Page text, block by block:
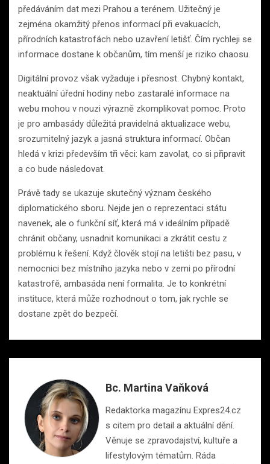
předáváním dat mezi Prahou a terénem. Užitečný je
zejména okamžitý přenos informací při evakuacích,
přírodních katastrofách nebo uzavření letišť. Čím rychleji se
informace dostane k občanům, tím menší je riziko chaosu.
Digitální provoz však vyžaduje i přesnost. Chybný kontakt,
neaktuální úřední hodiny nebo zastaralé informace na
webu mohou v nouzi výrazně zkomplikovat pomoc. Proto
je pro ambasády důležitá pravidelná aktualizace webu,
srozumitelný jazyk a jasná struktura informací. Občan
hledá v krizi především tři věci: kam zavolat, co si připravit
a co bude následovat.
Právě tady se ukazuje skutečný význam českého
diplomatického sboru. Nejde jen o reprezentaci státu
navenek, ale o funkční síť, která má v ideálním případě
chránit občany, usnadnit komunikaci a zkrátit cestu z
problému k řešení. Když člověk stojí na letišti bez pasu, v
nemocnici bez místního jazyka nebo v zemi po přírodní
katastrofě, ambasáda není formalita. Je to konkrétní
instituce, která může rozhodnout o tom, jak rychle se
dostane zpět do bezpečí.
Bc. Martina Vaňková
Redaktorka magazínu Expres24.cz
s citem pro detail a aktuální dění.
Věnuje se zpravodajství, kultuře a
lifestylovým tématům. Ráda